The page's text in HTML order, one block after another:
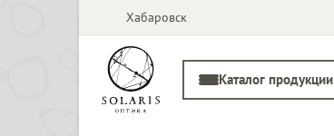
Хабаровск
Каталог продукции